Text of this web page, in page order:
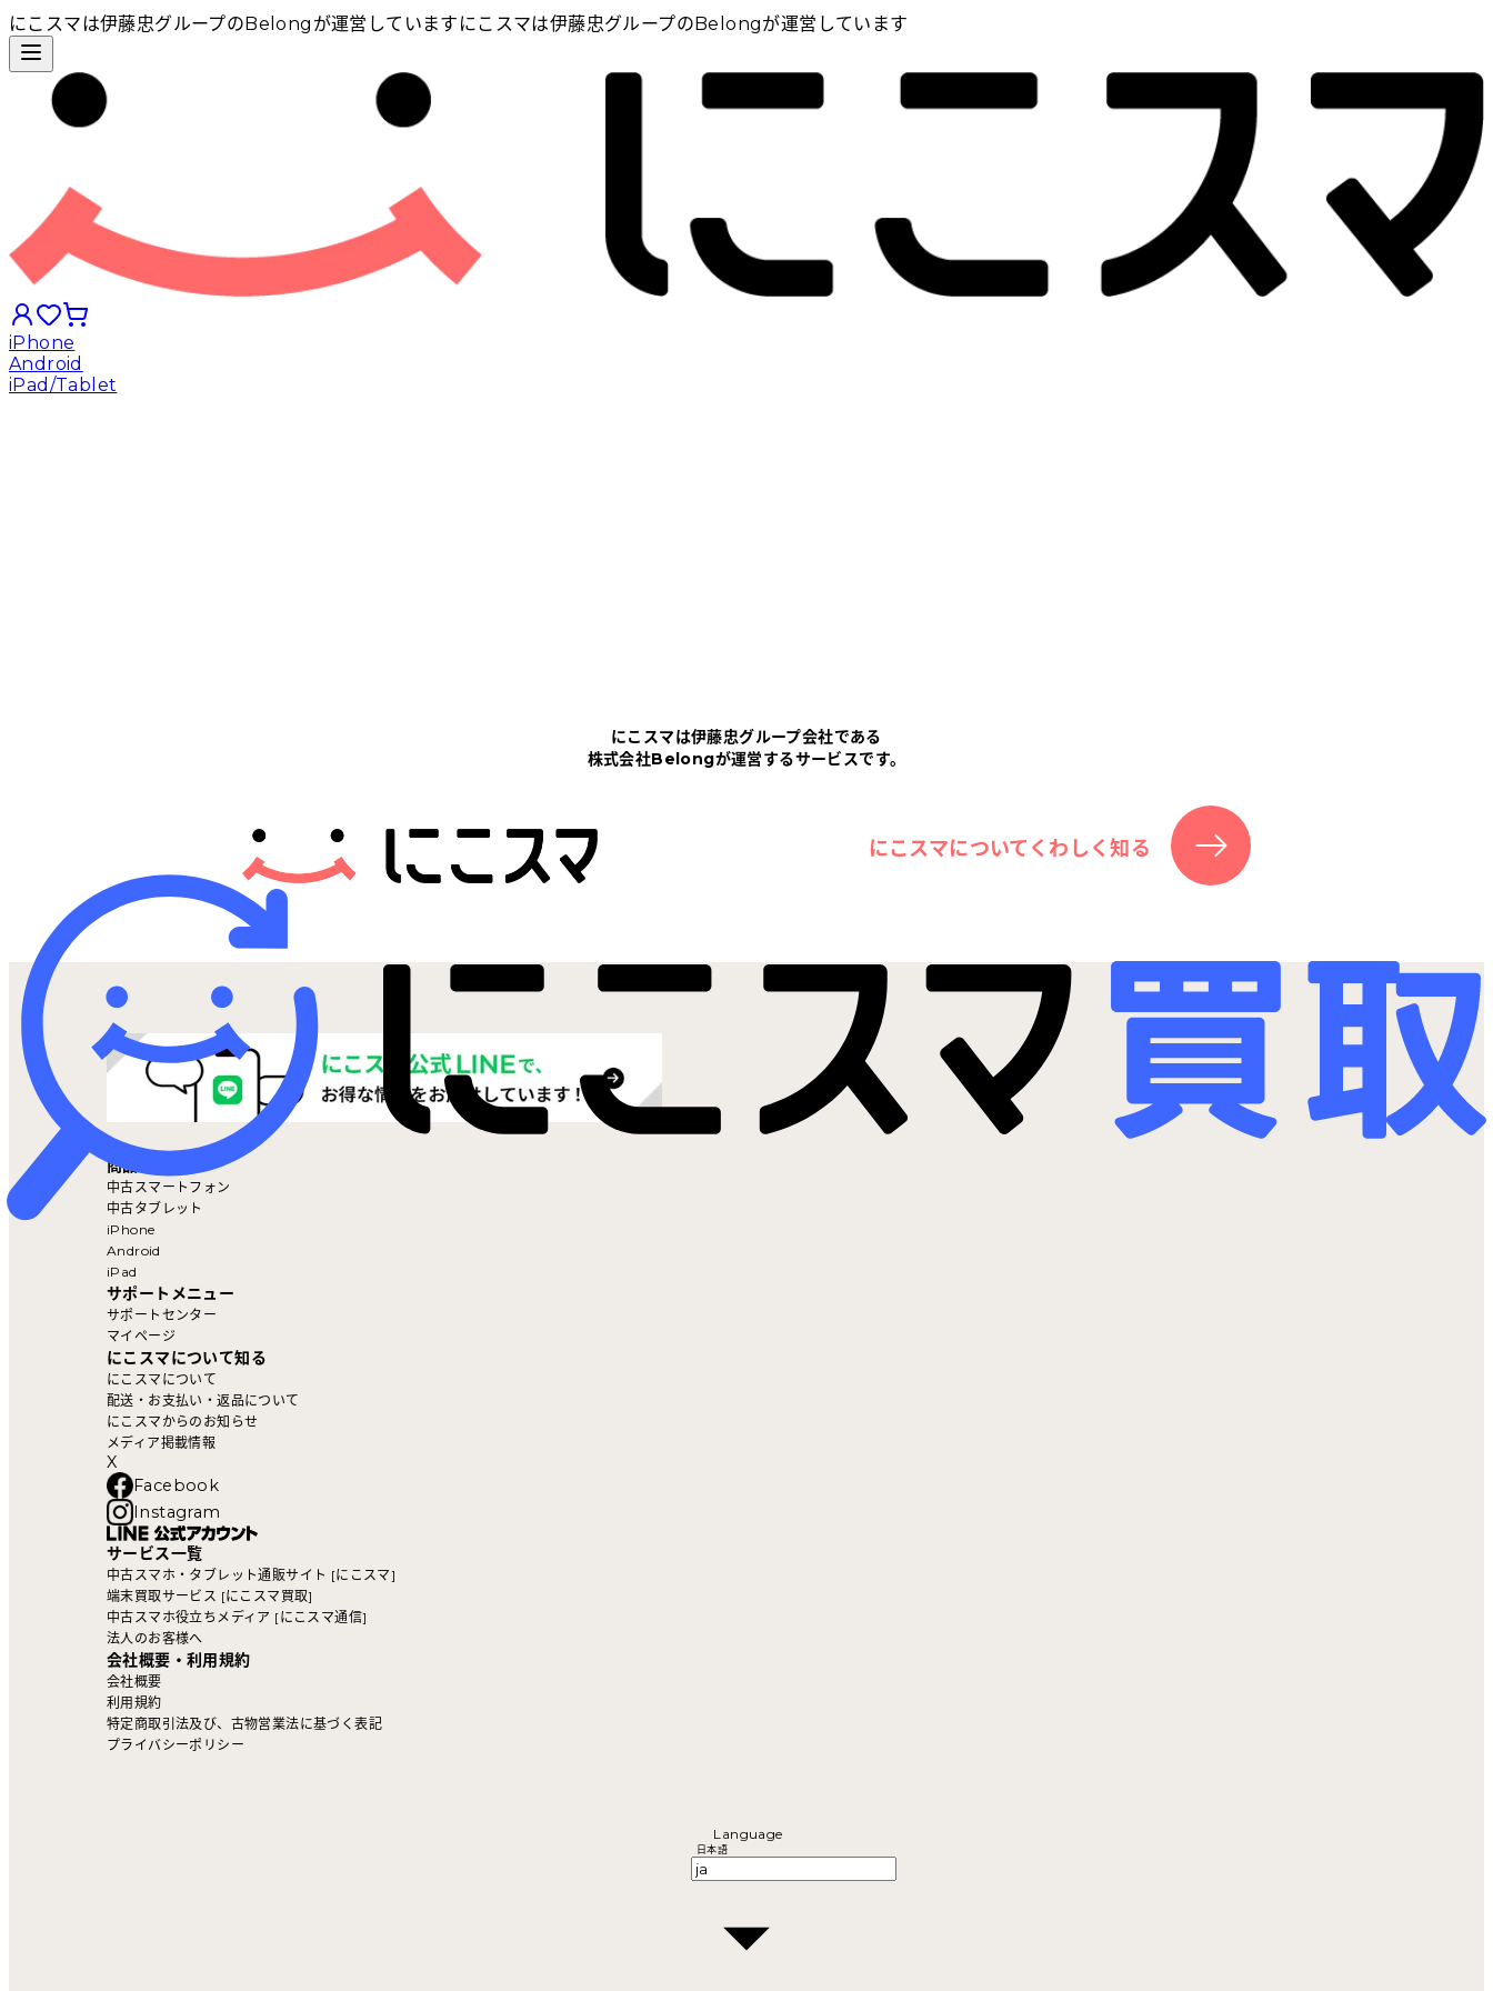
にこスマは伊藤忠グループのBelongが運営しています にこスマは伊藤忠グループのBelongが運営しています
iPhone
Android
iPad/Tablet
ニュース
にこスマ通信
マイページ
にこスマは伊藤忠グループ会社である
株式会社Belongが運営するサービスです。
にこスマについてくわしく知る
商品を探す
中古スマートフォン
中古タブレット
iPhone
Android
iPad
サポートメニュー
サポートセンター
マイページ
にこスマについて知る
にこスマについて
配送・お支払い・返品について
にこスマからのお知らせ
メディア掲載情報
X
Facebook
Instagram
サービス一覧
中古スマホ・タブレット通販サイト [にこスマ]
端末買取サービス [にこスマ買取]
中古スマホ役立ちメディア [にこスマ通信]
法人のお客様へ
会社概要・利用規約
会社概要
利用規約
特定商取引法及び、古物営業法に基づく表記
プライバシーポリシー
Language
日本語